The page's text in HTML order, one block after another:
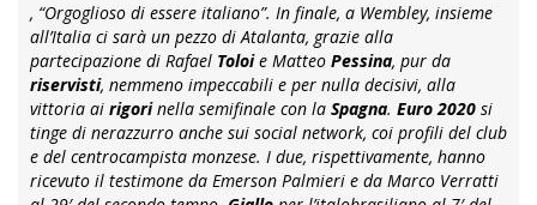
, “Orgoglioso di essere italiano”. In finale, a Wembley, insieme
all’Italia ci sarà un pezzo di Atalanta, grazie alla
partecipazione di Rafael Toloie Matteo Pessina, pur da
riservisti, nemmeno impeccabili e per nulla decisivi, alla
vittoria ai rigorinella semifinale con la Spagna. Euro 2020 si
tinge di nerazzurro anche sui social network, coi profili del club
e del centrocampista monzese. I due, rispettivamente, hanno
ricevuto il testimone da Emerson Palmieri e da Marco Verratti